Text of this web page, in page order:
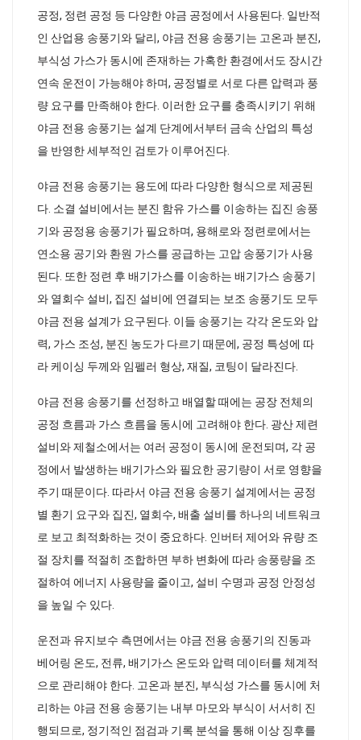
공정, 정련 공정 등 다양한 야금 공정에서 사용된다. 일반적
인 산업용 송풍기와 달리, 야금 전용 송풍기는 고온과 분진,
부식성 가스가 동시에 존재하는 가혹한 환경에서도 장시간
연속 운전이 가능해야 하며, 공정별로 서로 다른 압력과 풍
량 요구를 만족해야 한다. 이러한 요구를 충족시키기 위해
야금 전용 송풍기는 설계 단계에서부터 금속 산업의 특성
을 반영한 세부적인 검토가 이루어진다.
야금 전용 송풍기는 용도에 따라 다양한 형식으로 제공된
다. 소결 설비에서는 분진 함유 가스를 이송하는 집진 송풍
기와 공정용 송풍기가 필요하며, 용해로와 정련로에서는
연소용 공기와 환원 가스를 공급하는 고압 송풍기가 사용
된다. 또한 정련 후 배기가스를 이송하는 배기가스 송풍기
와 열회수 설비, 집진 설비에 연결되는 보조 송풍기도 모두
야금 전용 설계가 요구된다. 이들 송풍기는 각각 온도와 압
력, 가스 조성, 분진 농도가 다르기 때문에, 공정 특성에 따
라 케이싱 두께와 임펠러 형상, 재질, 코팅이 달라진다.
야금 전용 송풍기를 선정하고 배열할 때에는 공장 전체의
공정 흐름과 가스 흐름을 동시에 고려해야 한다. 광산 제련
설비와 제철소에서는 여러 공정이 동시에 운전되며, 각 공
정에서 발생하는 배기가스와 필요한 공기량이 서로 영향을
주기 때문이다. 따라서 야금 전용 송풍기 설계에서는 공정
별 환기 요구와 집진, 열회수, 배출 설비를 하나의 네트워크
로 보고 최적화하는 것이 중요하다. 인버터 제어와 유량 조
절 장치를 적절히 조합하면 부하 변화에 따라 송풍량을 조
절하여 에너지 사용량을 줄이고, 설비 수명과 공정 안정성
을 높일 수 있다.
운전과 유지보수 측면에서는 야금 전용 송풍기의 진동과
베어링 온도, 전류, 배기가스 온도와 압력 데이터를 체계적
으로 관리해야 한다. 고온과 분진, 부식성 가스를 동시에 처
리하는 야금 전용 송풍기는 내부 마모와 부식이 서서히 진
행되므로, 정기적인 점검과 기록 분석을 통해 이상 징후를